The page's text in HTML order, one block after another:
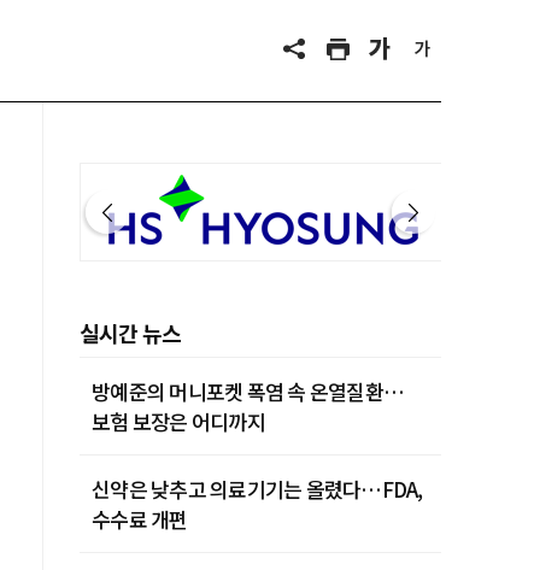
제주 30˚C
실시간 뉴스
방예준의 머니포켓 폭염 속 온열질환…
보험 보장은 어디까지
신약은 낮추고 의료기기는 올렸다…FDA,
수수료 개편